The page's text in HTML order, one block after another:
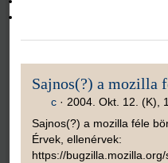
Sajnos(?) a mozilla
c· 2004. Okt. 12. (K),
Sajnos(?) a mozilla féle
Érvek, ellenérvek:
https://